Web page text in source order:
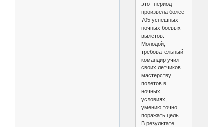
этот период
произвела более
705 успешных
ночных боевых
вылетов.
Молодой,
требовательный
командир учил
своих летчиков
мастерству
полетов в
ночных
условиях,
умению точно
поражать цель.
В результате